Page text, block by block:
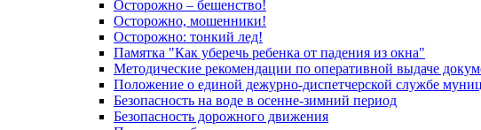
Осторожно – бешенство!
Осторожно, мошенники!
Осторожно: тонкий лед!
Памятка "Как уберечь ребенка от падения из окна"
Методические рекомендации по оперативной выдаче
Положение о единой дежурно-диспетчерской службе
Безопасность на воде в осенне-зимний период
Безопасность дорожного движения